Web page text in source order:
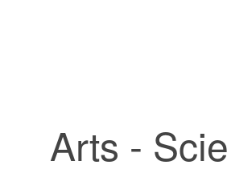
Arts -